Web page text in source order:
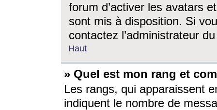
forum d’activer les avatars
sont mis à disposition. Si
contactez l’administrateur
Haut
» Quel est mon rang et
Les rangs, qui apparaissent
indiquent le nombre de